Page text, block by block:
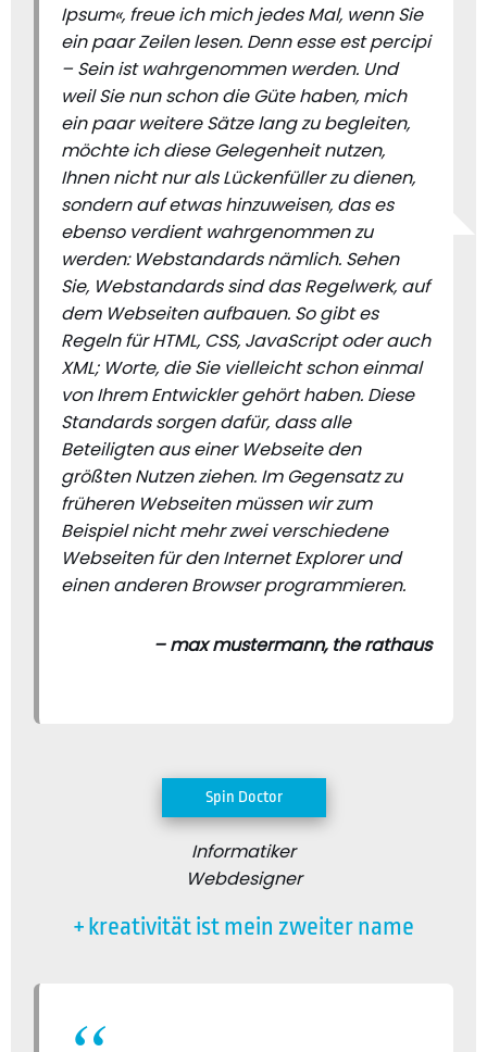
Ipsum«, freue ich mich jedes Mal, wenn Sie
ein paar Zeilen lesen. Denn esse est percipi
– Sein ist wahrgenommen werden. Und
weil Sie nun schon die Güte haben, mich
ein paar weitere Sätze lang zu begleiten,
möchte ich diese Gelegenheit nutzen,
Ihnen nicht nur als Lückenfüller zu dienen,
sondern auf etwas hinzuweisen, das es
ebenso verdient wahrgenommen zu
werden: Webstandards nämlich. Sehen
Sie, Webstandards sind das Regelwerk, auf
dem Webseiten aufbauen. So gibt es
Regeln für HTML, CSS, JavaScript oder auch
XML; Worte, die Sie vielleicht schon einmal
von Ihrem Entwickler gehört haben. Diese
Standards sorgen dafür, dass alle
Beteiligten aus einer Webseite den
größten Nutzen ziehen. Im Gegensatz zu
früheren Webseiten müssen wir zum
Beispiel nicht mehr zwei verschiedene
Webseiten für den Internet Explorer und
einen anderen Browser programmieren.
– max mustermann, the rathaus
Spin Doctor
Informatiker
Webdesigner
+ kreativität ist mein zweiter name